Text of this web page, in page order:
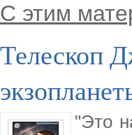
С этим
Телескоп
"Это